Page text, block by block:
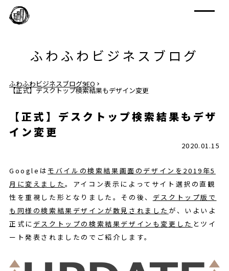
ふわふわビジネスブログ
ふわふわビジネスブログSEO
【正式】デスクトップ検索結果もデザイン変更
【正式】デスクトップ検索結果もデザ
イン変更
2020.01.15
Googleは モバイルの検索結果画面のデザインを2019年5
月に変えました。アイコン表示によってサイト選択の直観
性を重視した形となりました。その後、 デスクトップ版で
も同様の検索結果デザインが散見されました が、いよいよ
正式に デスクトップの検索結果デザインも変更した とツイ
ート発表されましたのでご紹介します。